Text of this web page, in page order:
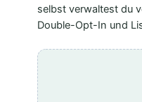
selbst verwaltest du
Double-Opt-In und